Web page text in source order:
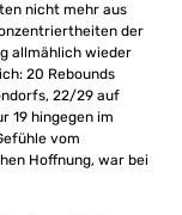
nicht mehr aus
der
allmählich wieder
20 Rebounds
22/29 auf
19 hingegen im
vom
Hoffnung, war bei